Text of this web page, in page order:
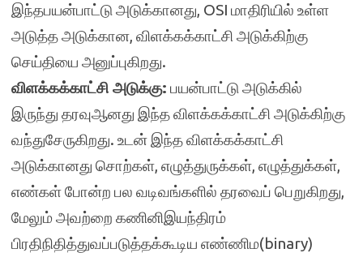
இந்தபயன்பாட்டு அடுக்கானது, OSI மாதிரியில் உள்ள
அடுத்த அடுக்கான, விளக்கக்காட்சி அடுக்கிற்கு
செய்தியை அனுப்புகிறது.
விளக்கக்காட்சி அடுக்கு: பயன்பாட்டு அடுக்கில்
இருந்து தரவுஆனது இந்த விளக்கக்காட்சி அடுக்கிற்கு
வந்துசேருகிறது. உடன் இந்த விளக்கக்காட்சி
அடுக்கானது சொற்கள், எழுத்துருக்கள், எழுத்துக்கள்,
எண்கள் போன்ற பல வடிவங்களில் தரவைப் பெறுகிறது,
மேலும் அவற்றை கணினிஇயந்திரம்
பிரதிநிதித்துவப்படுத்தக்கூடிய எண்ணிம(binary)